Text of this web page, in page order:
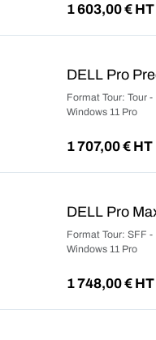
1 603,00€ HT
DELL Pro
Format Tour: Tour
Windows 11 Pro
1 707,00€ HT
DELL Pro
Format Tour: SFF
Windows 11 Pro
1 748,00€ HT